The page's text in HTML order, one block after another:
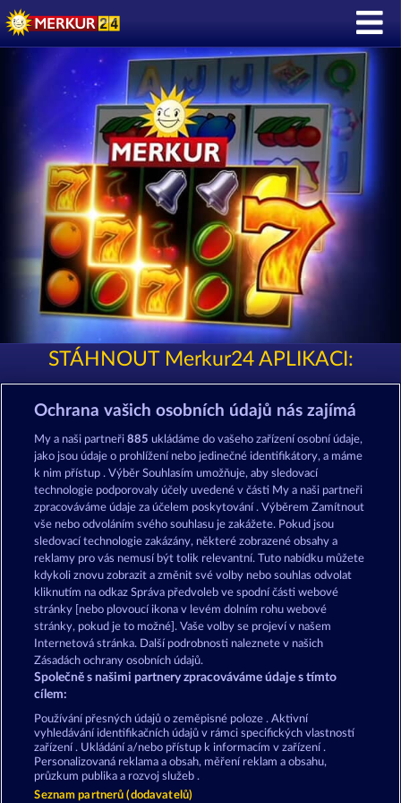
STÁHNOUT Merkur24 APLIKACI:
Hrát
Kasinové hry v kasinu Merkur24 – hrajte
zdarma online kasinové hry
Podmínky Prohlášení o ochraně údajů
Kontakt Společnost Časté dotazy
Facebook
Podat Žádost o Odstoupení
Ochrana vašich osobních údajů nás zajímá
My a naši partneři885 ukládáme do vašeho zařízení osobní údaje,
jako jsou údaje o prohlížení nebo jedinečné identifikátory, a máme
k nim přístup . Výběr Souhlasím umožňuje, aby sledovací
technologie podporovaly účely uvedené v části My a naši partneři
zpracováváme údaje za účelem poskytování . Výběrem Zamítnout
vše nebo odvoláním svého souhlasu je zakážete. Pokud jsou
sledovací technologie zakázány, některé zobrazené obsahy a
reklamy pro vás nemusí být tolik relevantní. Tuto nabídku můžete
kdykoli znovu zobrazit a změnit své volby nebo souhlas odvolat
kliknutím na odkaz Správa předvoleb ve spodní části webové
stránky [nebo plovoucí ikona v levém dolním rohu webové
stránky, pokud je to možné]. Vaše volby se projeví v našem
Internetová stránka. Další podrobnosti naleznete v našich
Zásadách ochrany osobních údajů.
Společně s našimi partnery zpracováváme údaje s tímto
cílem:
Používání přesných údajů o zeměpisné poloze . Aktivní
vyhledávání identifikačních údajů v rámci specifických vlastností
zařízení . Ukládání a/nebo přístup k informacím v zařízení .
Personalizovaná reklama a obsah, měření reklam a obsahu,
průzkum publika a rozvoj služeb .
Seznam partnerů (dodavatelů)